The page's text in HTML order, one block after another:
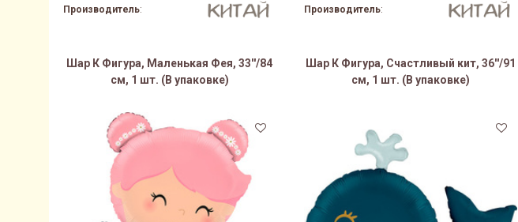
Производитель: Производитель:
Шар К Фигура, Маленькая Фея, 33''/84
см, 1 шт. (В упаковке)
Шар К Фигура, Счастливый кит, 36''/91
см, 1 шт. (В упаковке)